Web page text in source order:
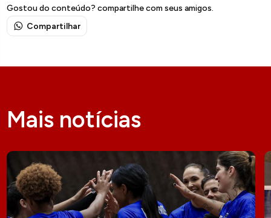
Gostou do conteúdo? compartilhe com seus amigos.
Compartilhar
Mais notícias